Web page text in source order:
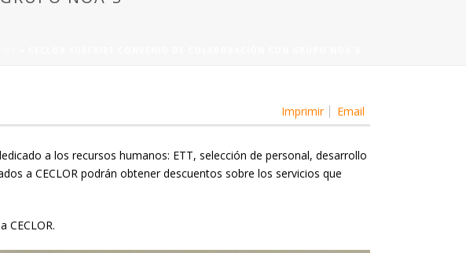
Imprimir Email
a los recursos humanos: ETT, selección de personal, desarrollo
a CECLOR podrán obtener descuentos sobre los servicios que